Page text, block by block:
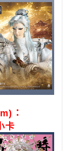
：
卡